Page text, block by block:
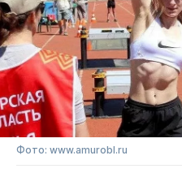
Фото: www.amurobl.ru